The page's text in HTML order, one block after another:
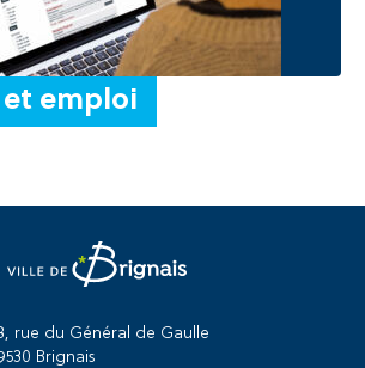
et emploi
rue du Général de Gaulle
Brignais